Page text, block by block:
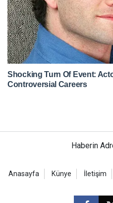
Haberin
Anasayfa Künye İletişim